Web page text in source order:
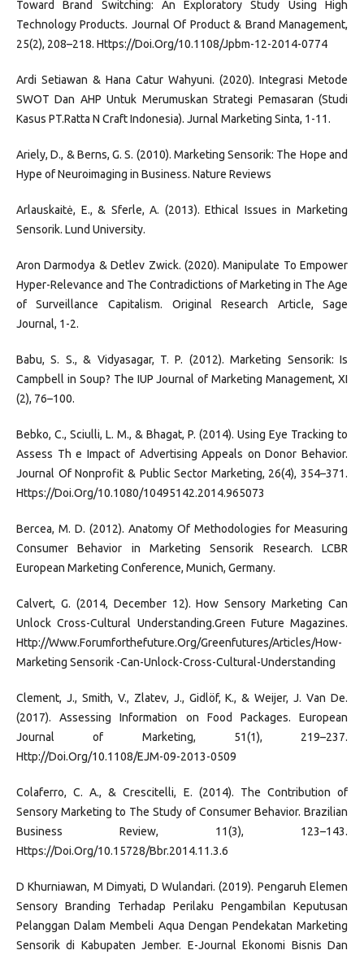
Toward Brand Switching: An Exploratory Study Using High
Technology Products. Journal Of Product & Brand Management,
25(2), 208–218. Https://Doi.Org/10.1108/Jpbm-12-2014-0774
Ardi Setiawan & Hana Catur Wahyuni. (2020). Integrasi Metode
SWOT Dan AHP Untuk Merumuskan Strategi Pemasaran (Studi
Kasus PT.Ratta N Craft Indonesia). Jurnal Marketing Sinta, 1-11.
Ariely, D., & Berns, G. S. (2010). Marketing Sensorik: The Hope and
Hype of Neuroimaging in Business. Nature Reviews
Arlauskaitė, E., & Sferle, A. (2013). Ethical Issues in Marketing
Sensorik. Lund University.
Aron Darmodya & Detlev Zwick. (2020). Manipulate To Empower
Hyper-Relevance and The Contradictions of Marketing in The Age
of Surveillance Capitalism. Original Research Article, Sage
Journal, 1-2.
Babu, S. S., & Vidyasagar, T. P. (2012). Marketing Sensorik: Is
Campbell in Soup? The IUP Journal of Marketing Management, XI
(2), 76–100.
Bebko, C., Sciulli, L. M., & Bhagat, P. (2014). Using Eye Tracking to
Assess Th e Impact of Advertising Appeals on Donor Behavior.
Journal Of Nonprofit & Public Sector Marketing, 26(4), 354–371.
Https://Doi.Org/10.1080/10495142.2014.965073
Bercea, M. D. (2012). Anatomy Of Methodologies for Measuring
Consumer Behavior in Marketing Sensorik Research. LCBR
European Marketing Conference, Munich, Germany.
Calvert, G. (2014, December 12). How Sensory Marketing Can
Unlock Cross-Cultural Understanding.Green Future Magazines.
Http://Www.Forumforthefuture.Org/Greenfutures/Articles/How-
Marketing Sensorik -Can-Unlock-Cross-Cultural-Understanding
Clement, J., Smith, V., Zlatev, J., Gidlöf, K., & Weijer, J. Van De.
(2017). Assessing Information on Food Packages. European
Journal of Marketing, 51(1), 219–237.
Http://Doi.Org/10.1108/EJM-09-2013-0509
Colaferro, C. A., & Crescitelli, E. (2014). The Contribution of
Sensory Marketing to The Study of Consumer Behavior. Brazilian
Business Review, 11(3), 123–143.
Https://Doi.Org/10.15728/Bbr.2014.11.3.6
D Khurniawan, M Dimyati, D Wulandari. (2019). Pengaruh Elemen
Sensory Branding Terhadap Perilaku Pengambilan Keputusan
Pelanggan Dalam Membeli Aqua Dengan Pendekatan Marketing
Sensorik di Kabupaten Jember. E-Journal Ekonomi Bisnis Dan